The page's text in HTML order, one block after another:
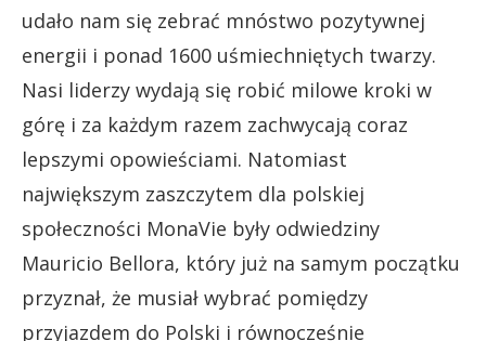
udało nam się zebrać mnóstwo pozytywnej
energii i ponad 1600 uśmiechniętych twarzy.
Nasi liderzy wydają się robić milowe kroki w
górę i za każdym razem zachwycają coraz
lepszymi opowieściami. Natomiast
największym zaszczytem dla polskiej
społeczności MonaVie były odwiedziny
Mauricio Bellora, który już na samym początku
przyznał, że musiał wybrać pomiędzy
przyjazdem do Polski i równocześnie